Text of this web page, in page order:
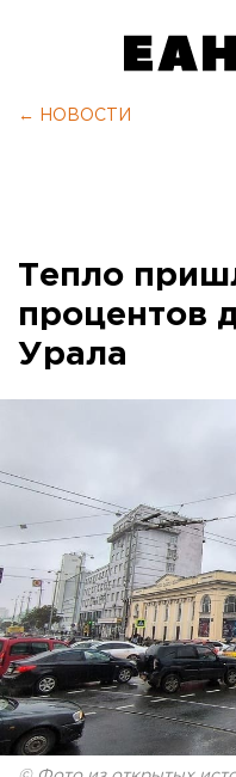
← НОВОСТИ
Тепло
процентов
Урала